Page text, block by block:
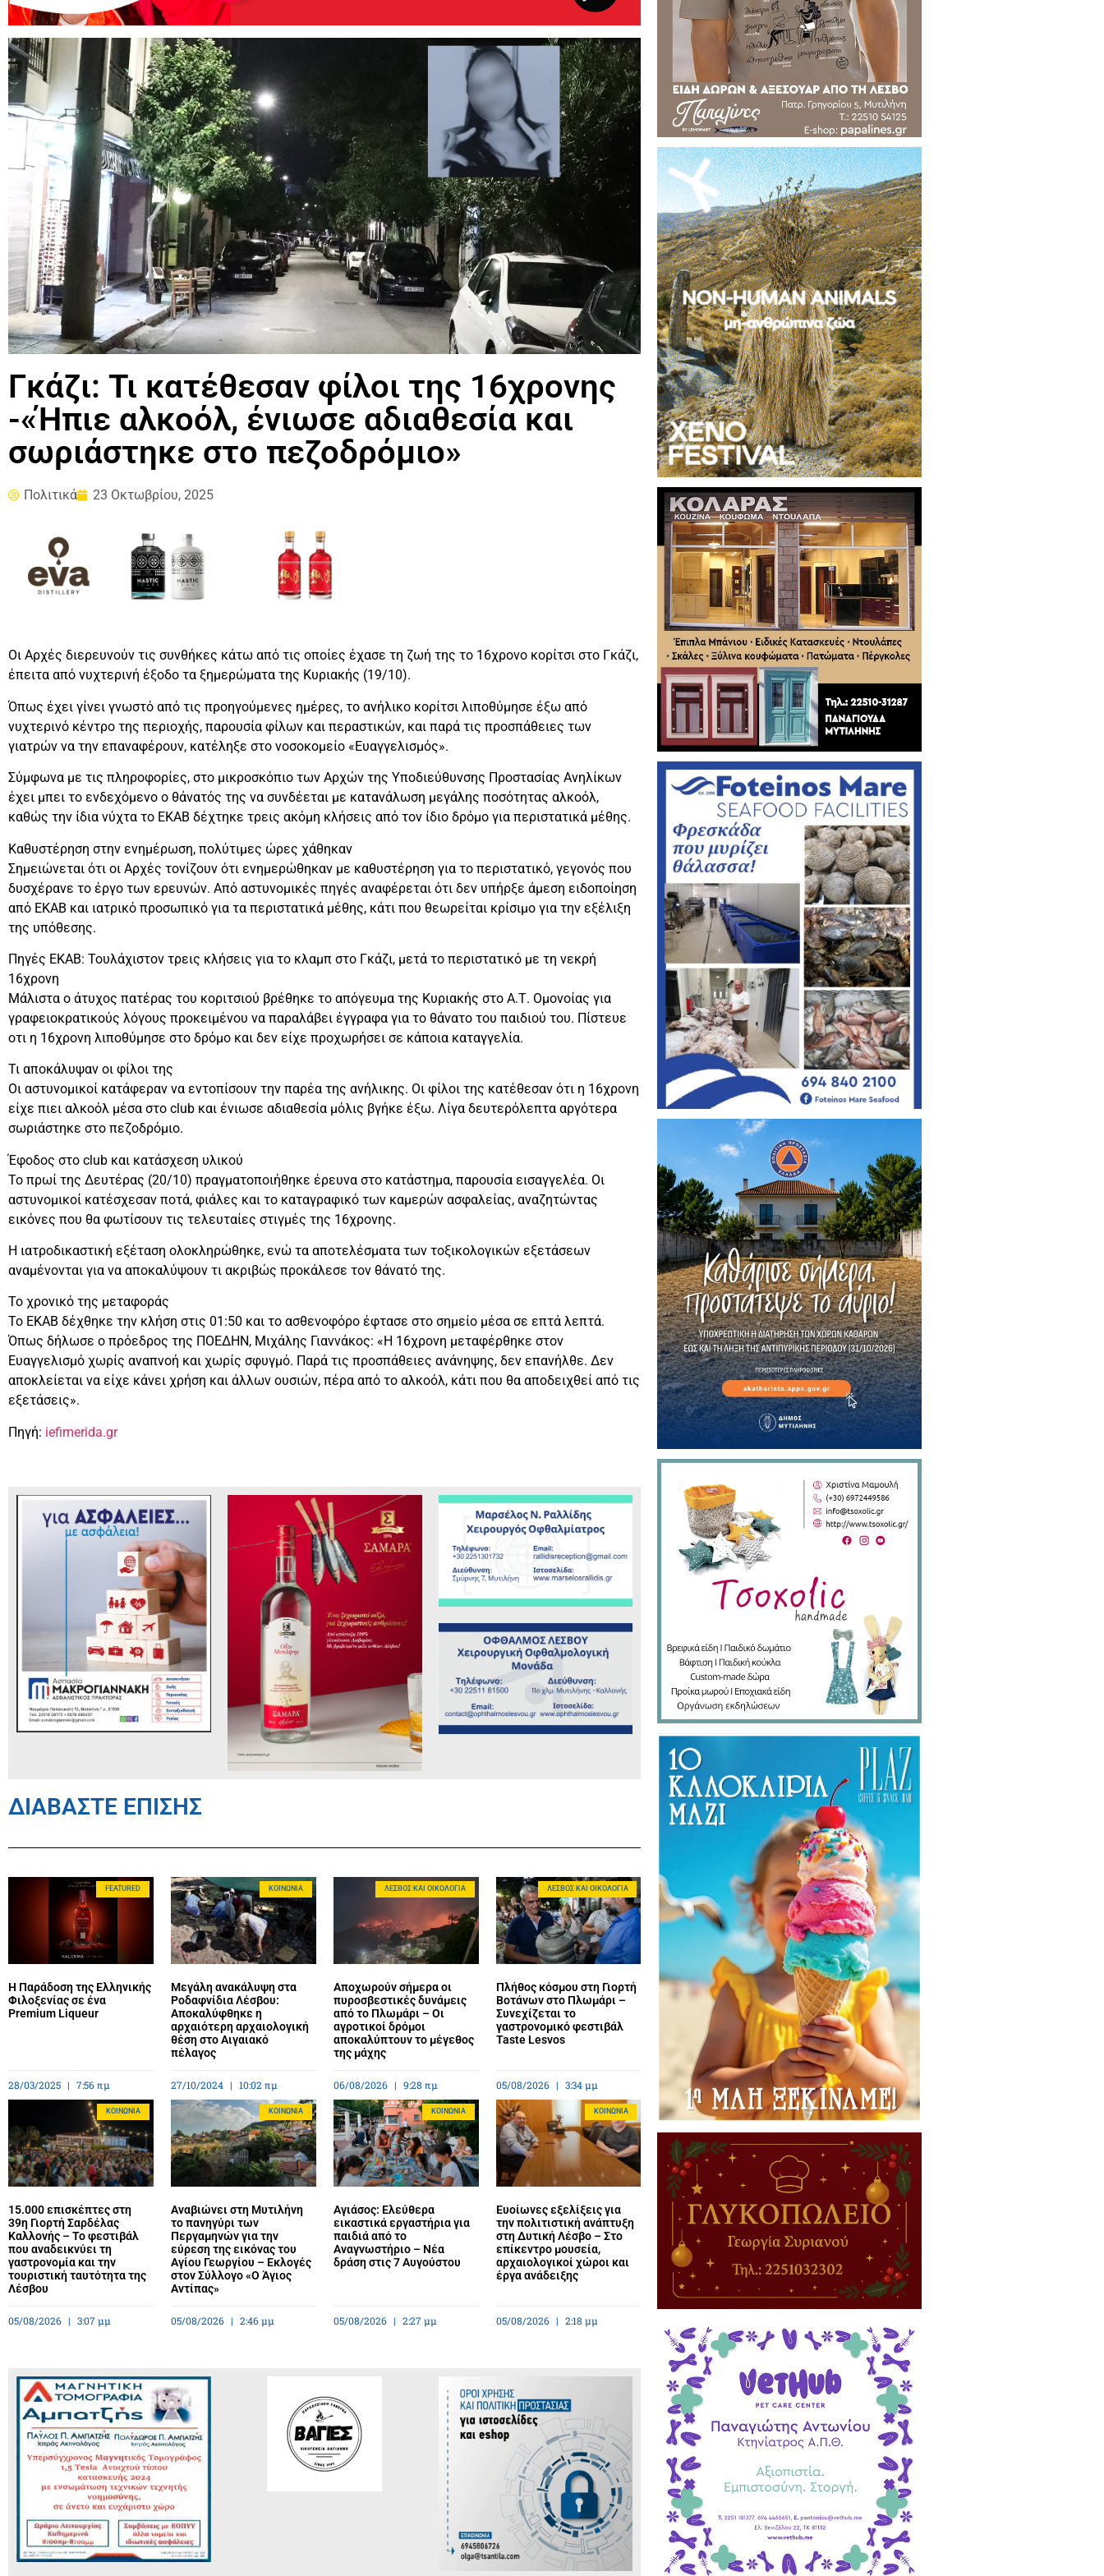
Γκάζι: Τι κατέθεσαν φίλοι της 16χρονης
-«Ήπιε αλκοόλ, ένιωσε αδιαθεσία και
σωριάστηκε στο πεζοδρόμιο»
Πολιτικά 23 Οκτωβρίου, 2025
Οι Αρχές διερευνούν τις συνθήκες κάτω από τις οποίες έχασε τη ζωή της το 16χρονο κορίτσι στο Γκάζι,
έπειτα από νυχτερινή έξοδο τα ξημερώματα της Κυριακής (19/10).
Όπως έχει γίνει γνωστό από τις προηγούμενες ημέρες, το ανήλικο κορίτσι λιποθύμησε έξω από
νυχτερινό κέντρο της περιοχής, παρουσία φίλων και περαστικών, και παρά τις προσπάθειες των
γιατρών να την επαναφέρουν, κατέληξε στο νοσοκομείο «Ευαγγελισμός».
Σύμφωνα με τις πληροφορίες, στο μικροσκόπιο των Αρχών της Υποδιεύθυνσης Προστασίας Ανηλίκων
έχει μπει το ενδεχόμενο ο θάνατός της να συνδέεται με κατανάλωση μεγάλης ποσότητας αλκοόλ,
καθώς την ίδια νύχτα το ΕΚΑΒ δέχτηκε τρεις ακόμη κλήσεις από τον ίδιο δρόμο για περιστατικά μέθης.
Καθυστέρηση στην ενημέρωση, πολύτιμες ώρες χάθηκαν
Σημειώνεται ότι οι Αρχές τονίζουν ότι ενημερώθηκαν με καθυστέρηση για το περιστατικό, γεγονός που
δυσχέρανε το έργο των ερευνών. Από αστυνομικές πηγές αναφέρεται ότι δεν υπήρξε άμεση ειδοποίηση
από ΕΚΑΒ και ιατρικό προσωπικό για τα περιστατικά μέθης, κάτι που θεωρείται κρίσιμο για την εξέλιξη
της υπόθεσης.
Πηγές ΕΚΑΒ: Τουλάχιστον τρεις κλήσεις για το κλαμπ στο Γκάζι, μετά το περιστατικό με τη νεκρή
16χρονη
Μάλιστα ο άτυχος πατέρας του κοριτσιού βρέθηκε το απόγευμα της Κυριακής στο Α.Τ. Ομονοίας για
γραφειοκρατικούς λόγους προκειμένου να παραλάβει έγγραφα για το θάνατο του παιδιού του. Πίστευε
οτι η 16χρονη λιποθύμησε στο δρόμο και δεν είχε προχωρήσει σε κάποια καταγγελία.
Τι αποκάλυψαν οι φίλοι της
Οι αστυνομικοί κατάφεραν να εντοπίσουν την παρέα της ανήλικης. Οι φίλοι της κατέθεσαν ότι η 16χρονη
είχε πιει αλκοόλ μέσα στο club και ένιωσε αδιαθεσία μόλις βγήκε έξω. Λίγα δευτερόλεπτα αργότερα
σωριάστηκε στο πεζοδρόμιο.
Έφοδος στο club και κατάσχεση υλικού
Το πρωί της Δευτέρας (20/10) πραγματοποιήθηκε έρευνα στο κατάστημα, παρουσία εισαγγελέα. Οι
αστυνομικοί κατέσχεσαν ποτά, φιάλες και το καταγραφικό των καμερών ασφαλείας, αναζητώντας
εικόνες που θα φωτίσουν τις τελευταίες στιγμές της 16χρονης.
Η ιατροδικαστική εξέταση ολοκληρώθηκε, ενώ τα αποτελέσματα των τοξικολογικών εξετάσεων
αναμένονται για να αποκαλύψουν τι ακριβώς προκάλεσε τον θάνατό της.
Το χρονικό της μεταφοράς
Το ΕΚΑΒ δέχθηκε την κλήση στις 01:50 και το ασθενοφόρο έφτασε στο σημείο μέσα σε επτά λεπτά.
Όπως δήλωσε ο πρόεδρος της ΠΟΕΔΗΝ, Μιχάλης Γιαννάκος: «Η 16χρονη μεταφέρθηκε στον
Ευαγγελισμό χωρίς αναπνοή και χωρίς σφυγμό. Παρά τις προσπάθειες ανάνηψης, δεν επανήλθε. Δεν
αποκλείεται να είχε κάνει χρήση και άλλων ουσιών, πέρα από το αλκοόλ, κάτι που θα αποδειχθεί από τις
εξετάσεις».
Πηγή: iefimerida.gr
ΔΙΑΒΑΣΤΕ ΕΠΙΣΗΣ
FEATURED
Η Παράδοση της Ελληνικής
Φιλοξενίας σε ένα
Premium Liqueur
28/03/2025 7:56 πμ
ΚΟΙΝΩΝΊΑ
Μεγάλη ανακάλυψη στα
Ροδαφνίδια Λέσβου:
Αποκαλύφθηκε η
αρχαιότερη αρχαιολογική
θέση στο Αιγαιακό
πέλαγος
27/10/2024 10:02 πμ
ΛΈΣΒΟΣ ΚΑΙ ΟΙΚΟΛΟΓΊΑ
Αποχωρούν σήμερα οι
πυροσβεστικές δυνάμεις
από το Πλωμάρι – Οι
αγροτικοί δρόμοι
αποκαλύπτουν το μέγεθος
της μάχης
06/08/2026 9:28 πμ
ΛΈΣΒΟΣ ΚΑΙ ΟΙΚΟΛΟΓΊΑ
Πλήθος κόσμου στη Γιορτή
Βοτάνων στο Πλωμάρι –
Συνεχίζεται το
γαστρονομικό φεστιβάλ
Taste Lesvos
05/08/2026 3:34 μμ
ΚΟΙΝΩΝΊΑ
15.000 επισκέπτες στη
39η Γιορτή Σαρδέλας
Καλλονής – Το φεστιβάλ
που αναδεικνύει τη
γαστρονομία και την
τουριστική ταυτότητα της
Λέσβου
05/08/2026 3:07 μμ
ΚΟΙΝΩΝΊΑ
Αναβιώνει στη Μυτιλήνη
το πανηγύρι των
Περγαμηνών για την
εύρεση της εικόνας του
Αγίου Γεωργίου – Εκλογές
στον Σύλλογο «Ο Άγιος
Αντίπας»
05/08/2026 2:46 μμ
ΚΟΙΝΩΝΊΑ
Αγιάσος: Ελεύθερα
εικαστικά εργαστήρια για
παιδιά από το
Αναγνωστήριο – Νέα
δράση στις 7 Αυγούστου
05/08/2026 2:27 μμ
ΚΟΙΝΩΝΊΑ
Ευοίωνες εξελίξεις για
την πολιτιστική ανάπτυξη
στη Δυτική Λέσβο – Στο
επίκεντρο μουσεία,
αρχαιολογικοί χώροι και
έργα ανάδειξης
05/08/2026 2:18 μμ